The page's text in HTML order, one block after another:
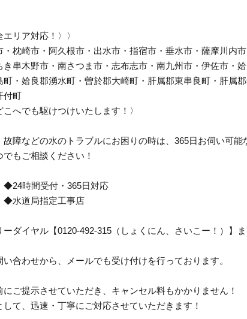
エリア対応！〉〉
・枕崎市・阿久根市・出水市・指宿市・垂水市・薩摩川内
き串木野市・南さつま市・志布志市・南九州市・伊佐市・
町・姶良郡湧水町・曽於郡大崎町・肝属郡東串良町・肝属
付町
こへでも駆けつけいたします！〉
故障などの水のトラブルにお困りの時は、365日お伺い可能
もご相談ください！
時間受付・365日対応
水道局指定工事店
ダイヤル【0120-492-315（しょくにん、さいこー！）】
合わせから、メールでも受け付けを行っております。
ご提示させていただき、キャンセル料もかかりません！
て、迅速・丁寧にご対応させていただきます！